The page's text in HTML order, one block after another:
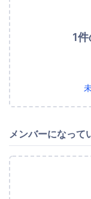
1
メンバーになって